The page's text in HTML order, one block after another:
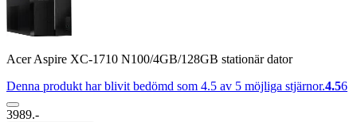
Acer Aspire XC-1710 N100/4GB/128GB stationär dator
Denna produkt har blivit bedömd som 4.5 av 5 möjliga stjärnor.4.56
3989.-